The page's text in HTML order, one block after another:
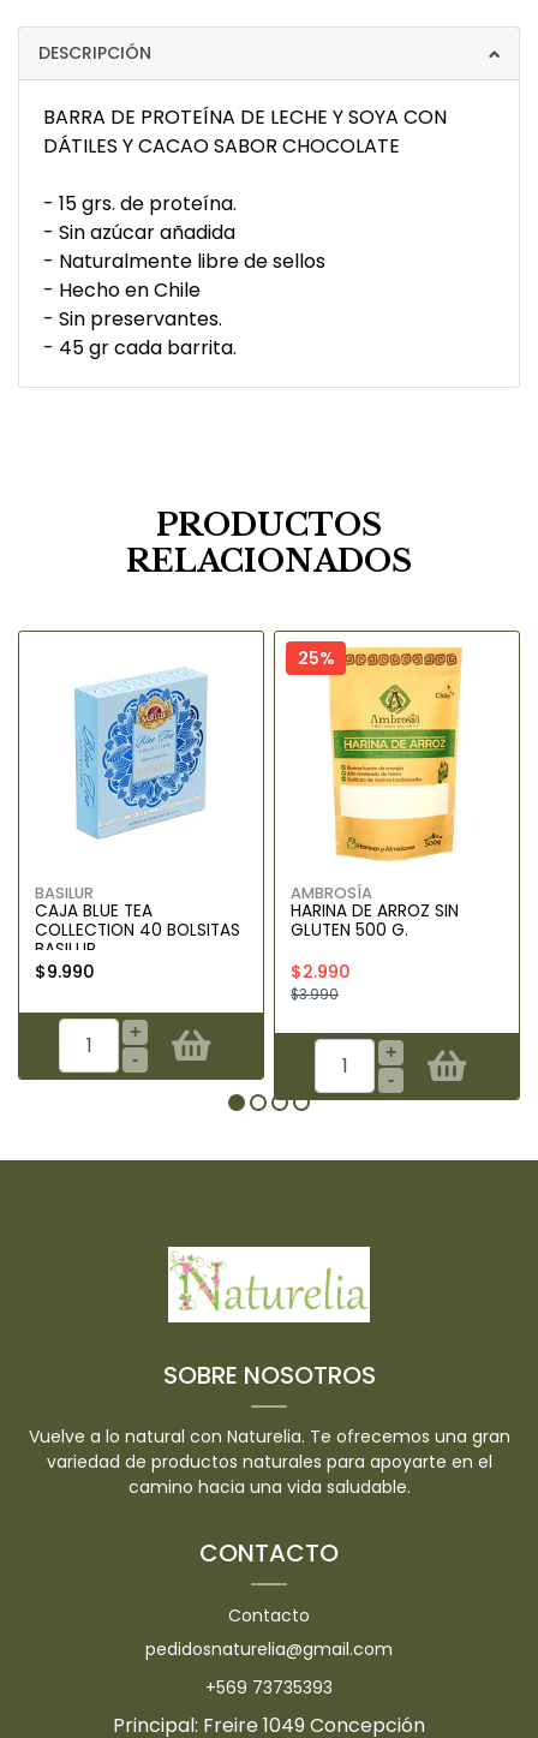
DESCRIPCIÓN
BARRA DE PROTEÍNA DE LECHE Y SOYA CON
DÁTILES Y CACAO SABOR CHOCOLATE
- 15 grs. de proteína.
- Sin azúcar añadida
- Naturalmente libre de sellos
- Hecho en Chile
- Sin preservantes.
- 45 gr cada barrita.
PRODUCTOS
RELACIONADOS
BASILUR
CAJA BLUE TEA
COLLECTION 40 BOLSITAS
BASILUR
$9.990
+
-
25%
AMBROSÍA
HARINA DE ARROZ SIN
GLUTEN 500 G.
$2.990
$3.990
+
-
SOBRE NOSOTROS
Vuelve a lo natural con Naturelia. Te ofrecemos una gran
variedad de productos naturales para apoyarte en el
camino hacia una vida saludable.
CONTACTO
Contacto
pedidosnaturelia@gmail.com
+569 73735393
Principal: Freire 1049 Concepción